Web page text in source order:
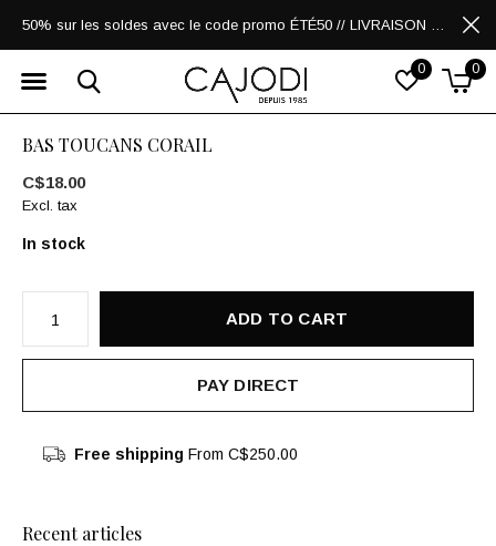
0 0
50% sur les soldes avec le code promo ÉTÉ50 // LIVRAISON GRATUITE POUR LES ACHATS DE 250$ ET PLUS
BAS TOUCANS CORAIL
C$18.00
Excl. tax
In stock
ADD TO CART
PAY DIRECT
Free shipping From C$250.00
Recent articles